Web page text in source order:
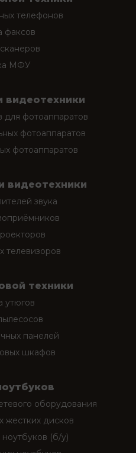
телефонов
факсов
МФУ
видеотехники
для фотоаппаратов
фотоаппаратов
фотоаппаратов
видеотехники
звука
телевизоров
техники
утюгов
панелей
шкафов
оборудования
жестких дисков
(б/у)